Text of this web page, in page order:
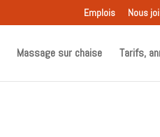
Emplois Nous
Massage sur chaise Tarifs,